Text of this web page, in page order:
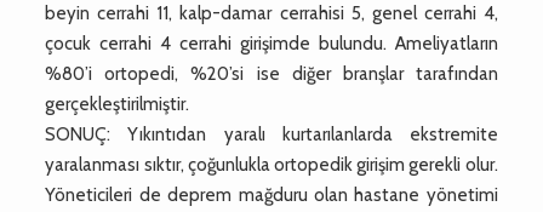
beyin cerrahi 11, kalp-damar cerrahisi 5, genel cerrahi 4,
çocuk cerrahi 4 cerrahi girişimde bulundu. Ameliyatların
%80’i ortopedi, %20’si ise diğer branşlar tarafından
gerçekleştirilmiştir.
SONUÇ: Yıkıntıdan yaralı kurtarılanlarda ekstremite
yaralanması sıktır, çoğunlukla ortopedik girişim gerekli olur.
Yöneticileri de deprem mağduru olan hastane yönetimi